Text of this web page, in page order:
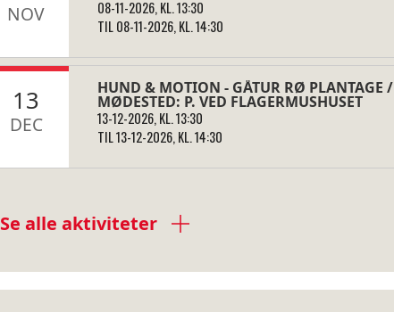
NOV
08-11-2026, KL. 13:30
TIL 08-11-2026, KL. 14:30
13
DEC
HUND & MOTION - GÅTUR RØ PLANTAGE /
MØDESTED: P. VED FLAGERMUSHUSET
13-12-2026, KL. 13:30
TIL 13-12-2026, KL. 14:30
Se alle aktiviteter